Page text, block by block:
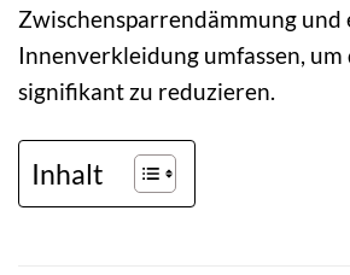
Zwischensparrendämmung und
Innenverkleidung umfassen, um
signifikant zu reduzieren.
Inhalt